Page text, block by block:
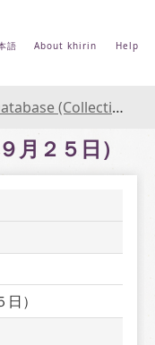
語 About khirin Help
National Museum of Japanese History)
月２５日）
）